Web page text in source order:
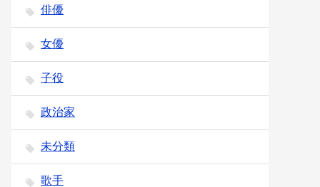
俳優
女優
子役
政治家
未分類
歌手